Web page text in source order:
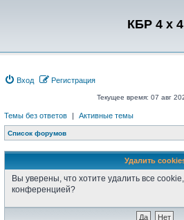
КБР 4 x 4
Вход Регистрация
Текущее время: 07 авг
Темы без ответов | Активные темы
Список форумов
Удалить
Вы уверены, что хотите удалить все
конференцией?